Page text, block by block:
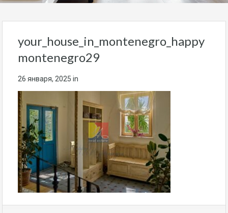
your_house_in_montenegro_happy
montenegro29
26 января, 2025 in